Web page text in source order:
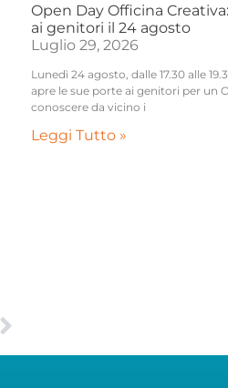
Open Day Officina
ai genitori il 24 agosto
Luglio 29, 2026
Lunedì 24 agosto, dalle 17.30 alle
apre le sue porte ai genitori per un
conoscere da vicino i
Leggi Tutto »